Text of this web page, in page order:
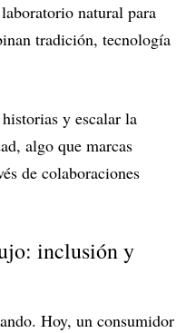
natural para
tradición, tecnología
y escalar la
algo que marcas
de colaboraciones
inclusión y
Hoy, un consumidor